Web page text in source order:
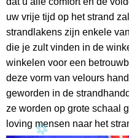
uw vrije tijd op het strand
strandlakens zijn enkele
die je zult vinden in de
winkelen voor een
deze vorm van velours
geworden in de
ze worden op grote schaal
loving mensen naar het